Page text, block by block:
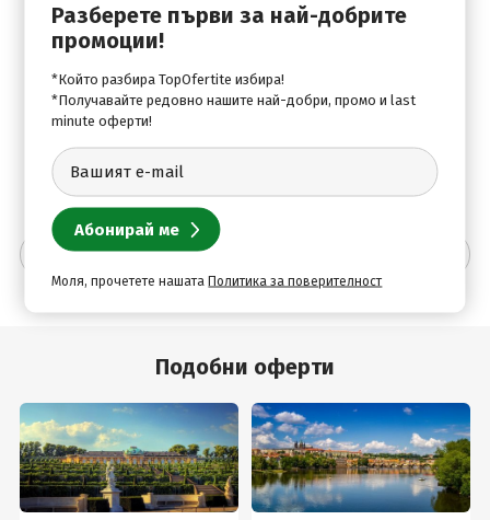
ДЕН 5
Закуска. Освобождаване на стаите. Багажът
се съхранява в стая за багаж в хотела. Свободно време
в Прага. Трансфер до летището. Отпътуване за
България с полет на авиокомпания Wizz Air. Кацане на
летище София (Терминал 1).
Допълнителна информация
Подобни оферти
Разберете първи за най-добрите
промоции!
*Който разбира TopOfertite избира!
*Получавайте редовно нашите най-добри, промо и last
minute оферти!
Моля, прочетете нашатаПолитика за поверителност